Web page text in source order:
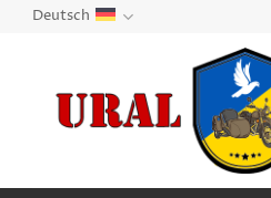
Deutsch